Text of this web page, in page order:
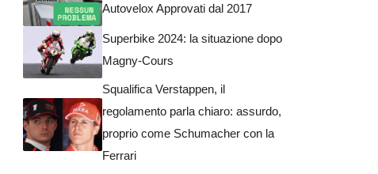
Autovelox Approvati dal 2017
Superbike 2024: la situazione dopo
Magny-Cours
Squalifica Verstappen, il
regolamento parla chiaro: assurdo,
proprio come Schumacher con la
Ferrari